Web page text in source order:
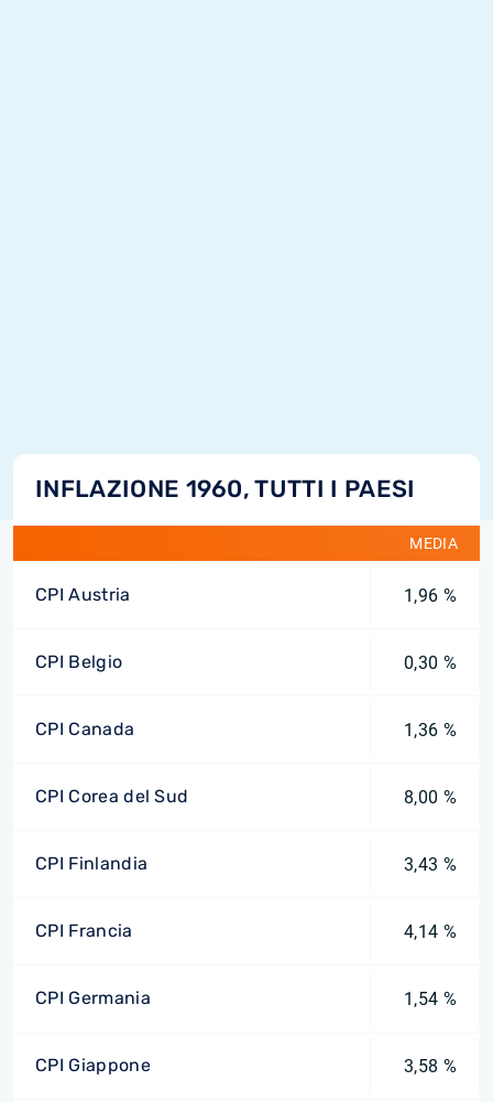
INFLAZIONE 1960, TUTTI I PAESI
MEDIA
CPI Austria 1,96 %
CPI Belgio 0,30 %
CPI Canada 1,36 %
CPI Corea del Sud 8,00 %
CPI Finlandia 3,43 %
CPI Francia 4,14 %
CPI Germania 1,54 %
CPI Giappone 3,58 %